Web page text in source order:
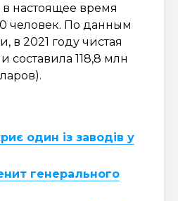
в настоящее время
человек. По данным
2021 году чистая
118,8 млн
один із заводів у
генерального